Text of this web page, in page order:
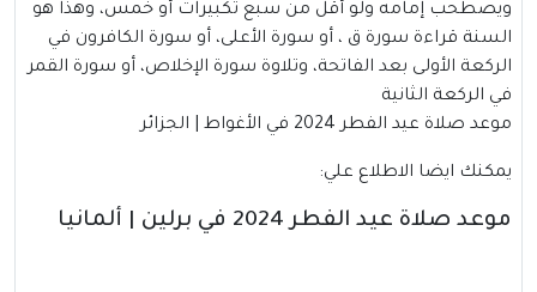
ويصطحب إمامه ولو أقل من سبع تكبيرات أو خمس، وهذا هو
السنة قراءة سورة ق ، أو سورة الأعلى، أو سورة الكافرون في
الركعة الأولى بعد الفاتحة، وتلاوة سورة الإخلاص، أو سورة القمر
في الركعة الثانية
موعد صلاة عيد الفطر 2024 في الأغواط | الجزائر
يمكنك ايضا الاطلاع علي:
موعد صلاة عيد الفطر 2024 في برلين | ألمانيا